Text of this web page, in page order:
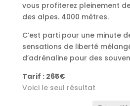
vous profiterez pleinement
des alpes. 4000 mètres.
C’est parti pour une minute
sensations de liberté
d’adrénaline pour des
Tarif : 265€
Voici le seul résultat